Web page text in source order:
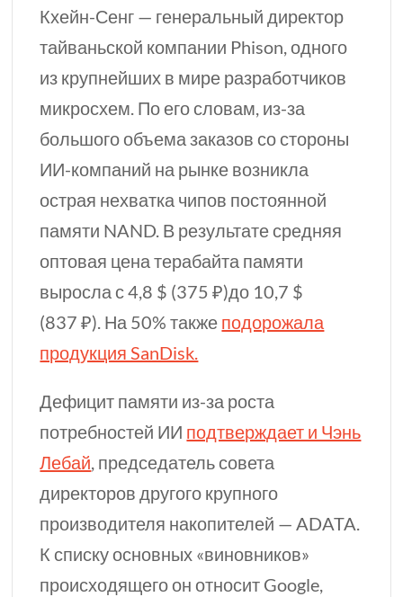
Кхейн-Сенг — генеральный директор
тайваньской компании Phison, одного
из крупнейших в мире разработчиков
микросхем. По его словам, из-за
большого объема заказов со стороны
ИИ-компаний на рынке возникла
острая нехватка чипов постоянной
памяти NAND. В результате средняя
оптовая цена терабайта памяти
выросла с 4,8 $⁣ (375 ₽)до 10,7 $⁣
(837 ₽). На 50% также подорожала
продукция SanDisk.
Дефицит памяти из-за роста
потребностей ИИ подтверждает и Чэнь
Лебай, председатель совета
директоров другого крупного
производителя накопителей — ADATA.
К списку основных «виновников»
происходящего он относит Google,